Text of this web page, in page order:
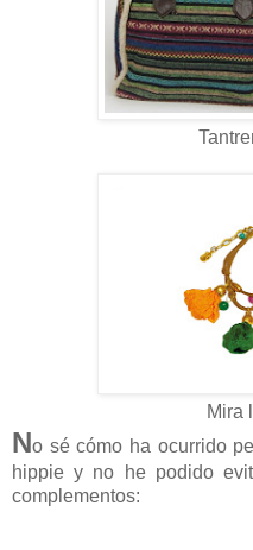
Mira
No sé cómo ha ocurrido
hippie y no he podido
complementos: